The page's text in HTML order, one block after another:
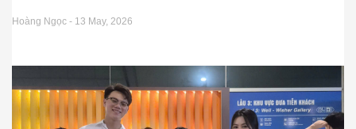
Hoàng Ngọc 13 May, 2026